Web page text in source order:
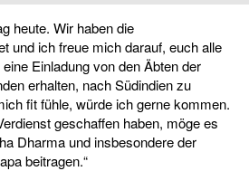
heute. Wir haben die
und ich freue mich darauf, euch alle
Einladung von den Äbten der
erhalten, nach Südindien zu
fit fühle, würde ich gerne kommen.
geschaffen haben, möge es
Dharma und insbesondere der
beitragen.“